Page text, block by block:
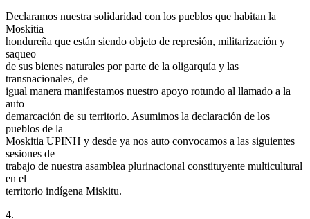
Declaramos nuestra solidaridad con los pueblos que habitan la
Moskitia
hondureña que están siendo objeto de represión, militarización y
saqueo
de sus bienes naturales por parte de la oligarquía y las
transnacionales, de
igual manera manifestamos nuestro apoyo rotundo al llamado a la
auto
demarcación de su territorio. Asumimos la declaración de los
pueblos de la
Moskitia UPINH y desde ya nos auto convocamos a las siguientes
sesiones de
trabajo de nuestra asamblea plurinacional constituyente multicultural
en el
territorio indígena Miskitu.
4.